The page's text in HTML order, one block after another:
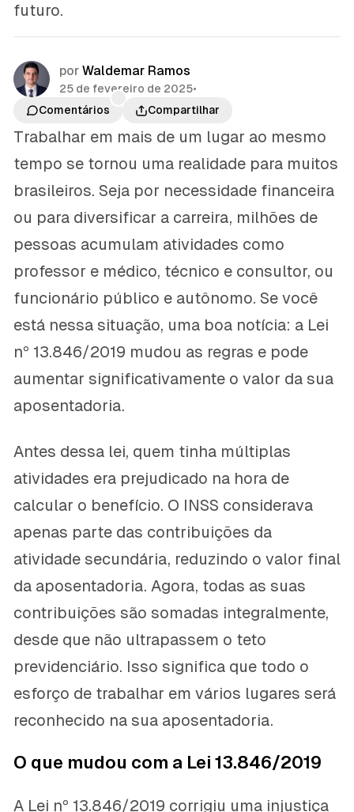
futuro.
por Waldemar Ramos
25 de fevereiro de 2025•
Comentários
Compartilhar
Trabalhar em mais de um lugar ao mesmo
tempo se tornou uma realidade para muitos
brasileiros. Seja por necessidade financeira
ou para diversificar a carreira, milhões de
pessoas acumulam atividades como
professor e médico, técnico e consultor, ou
funcionário público e autônomo. Se você
está nessa situação, uma boa notícia: a Lei
nº 13.846/2019 mudou as regras e pode
aumentar significativamente o valor da sua
aposentadoria.
Antes dessa lei, quem tinha múltiplas
atividades era prejudicado na hora de
calcular o benefício. O INSS considerava
apenas parte das contribuições da
atividade secundária, reduzindo o valor final
da aposentadoria. Agora, todas as suas
contribuições são somadas integralmente,
desde que não ultrapassem o teto
previdenciário. Isso significa que todo o
esforço de trabalhar em vários lugares será
reconhecido na sua aposentadoria.
O que mudou com a Lei 13.846/2019
A Lei nº 13.846/2019 corrigiu uma injustiça